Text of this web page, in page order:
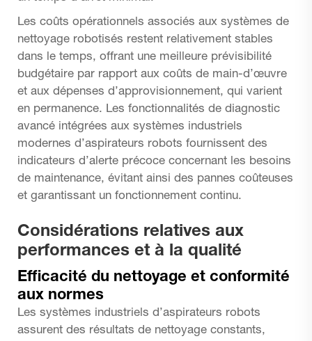
Les coûts opérationnels associés aux systèmes de
nettoyage robotisés restent relativement stables
dans le temps, offrant une meilleure prévisibilité
budgétaire par rapport aux coûts de main-d’œuvre
et aux dépenses d’approvisionnement, qui varient
en permanence. Les fonctionnalités de diagnostic
avancé intégrées aux systèmes industriels
modernes d’aspirateurs robots fournissent des
indicateurs d’alerte précoce concernant les besoins
de maintenance, évitant ainsi des pannes coûteuses
et garantissant un fonctionnement continu.
Considérations relatives aux
performances et à la qualité
Efficacité du nettoyage et conformité
aux normes
Les systèmes industriels d’aspirateurs robots
assurent des résultats de nettoyage constants,